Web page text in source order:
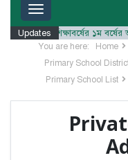
Toggle
Updates
২০২৫-২৬ শিক্ষাবর্ষের ১ম বর্ষের
You are here: Home
Primary School
Primary School List